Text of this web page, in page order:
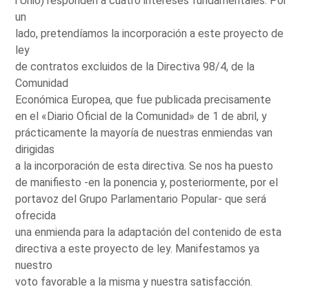
un
lado, pretendíamos la incorporación a este proyecto de
ley
de contratos excluidos de la Directiva 98/4, de la
Comunidad
Económica Europea, que fue publicada precisamente
en el «Diario Oficial de la Comunidad» de 1 de abril, y
prácticamente la mayoría de nuestras enmiendas van
dirigidas
a la incorporación de esta directiva. Se nos ha puesto
de manifiesto -en la ponencia y, posteriormente, por el
portavoz del Grupo Parlamentario Popular- que será
ofrecida
una enmienda para la adaptación del contenido de esta
directiva a este proyecto de ley. Manifestamos ya
nuestro
voto favorable a la misma y nuestra satisfacción.